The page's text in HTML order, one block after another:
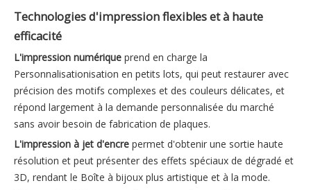
Technologies d'impression flexibles et à haute
efficacité
L'impression numérique prend en charge la
Personnalisationisation en petits lots, qui peut restaurer avec
précision des motifs complexes et des couleurs délicates, et
répond largement à la demande personnalisée du marché
sans avoir besoin de fabrication de plaques.
L'impression à jet d'encre permet d'obtenir une sortie haute
résolution et peut présenter des effets spéciaux de dégradé et
3D, rendant le Boîte à bijoux plus artistique et à la mode.